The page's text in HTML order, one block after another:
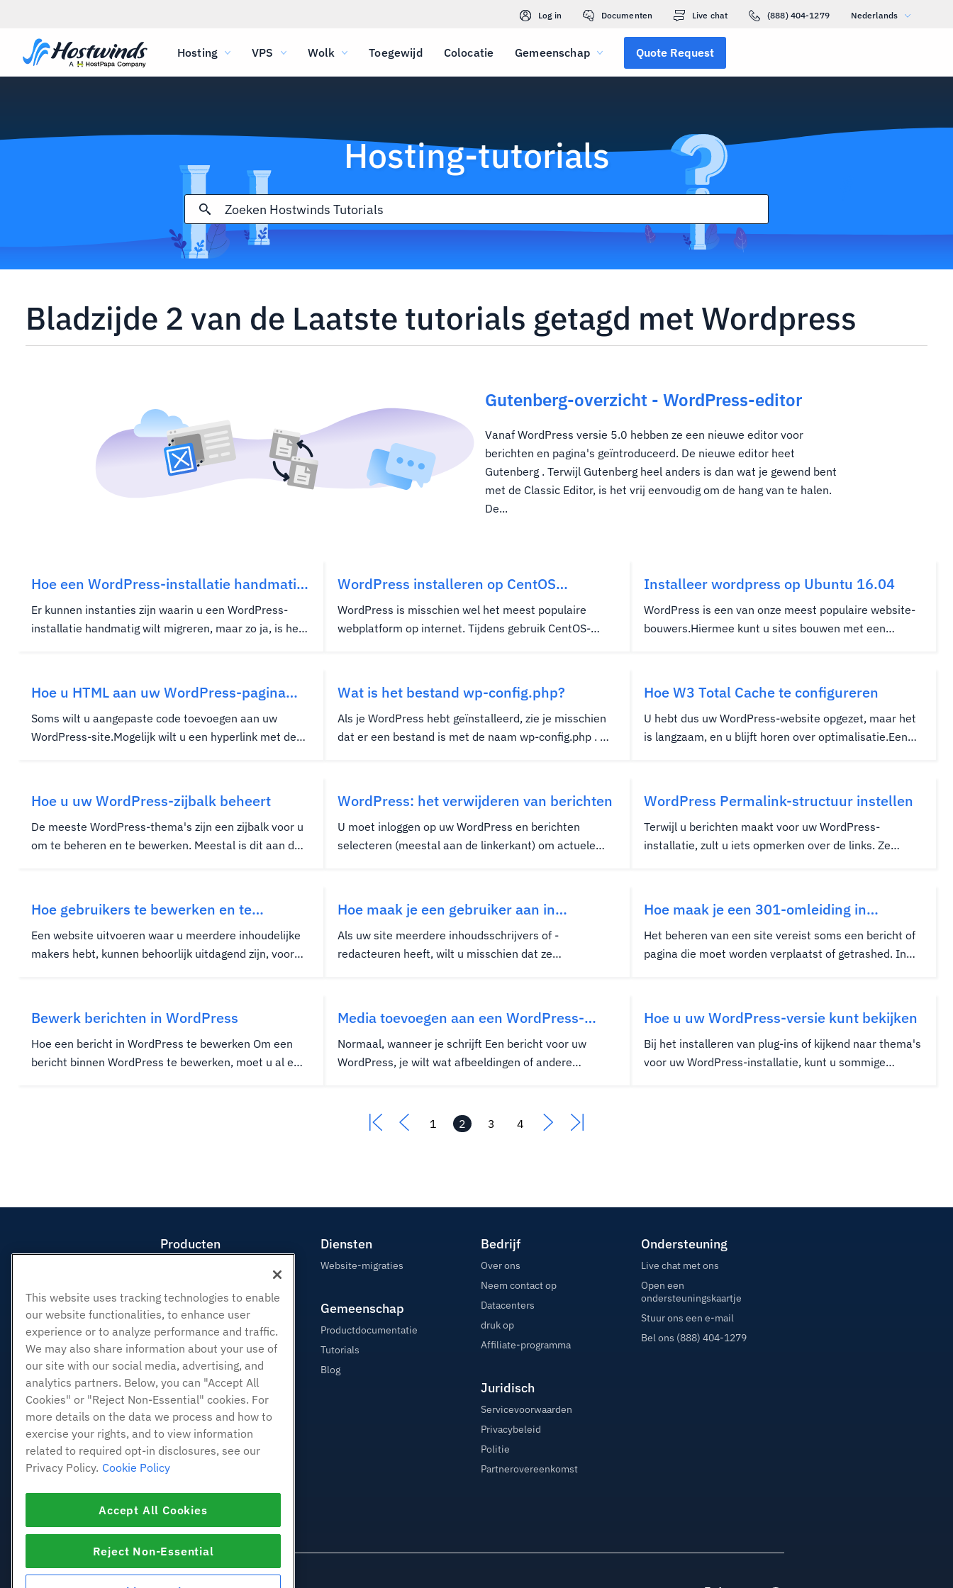
Log in Documenten Live chat (888) 404-1279 Nederlands
Hosting VPS Wolk Toegewijd Colocatie Gemeenschap Quote Request
Hosting-tutorials
Bladzijde 2 van de Laatste tutorials getagd met Wordpress
Gutenberg-overzicht - WordPress-editor
Vanaf WordPress versie 5.0 hebben ze een nieuwe editor voor
berichten en pagina's geïntroduceerd. De nieuwe editor heet
Gutenberg . Terwijl Gutenberg heel anders is dan wat je gewend bent
met de Classic Editor, is het vrij eenvoudig om de hang van te halen.
De...
Hoe een WordPress-installatie handmatig
naar Hostwinds te migreren
Er kunnen instanties zijn waarin u een WordPress-
installatie handmatig wilt migreren, maar zo ja, is het
exporteert u / maakt u een back-up van de bestaande
site. Vervolgens...
WordPress installeren op CentOS
WebPanel
WordPress is misschien wel het meest populaire
webplatform op internet. Tijdens gebruik CentOS-
stappen die nodig zijn voor het installeren van
WordPress op CentOS -webpaneel....
Installeer wordpress op Ubuntu 16.04
WordPress is een van onze meest populaire website-
bouwers.Hiermee kunt u sites bouwen met een
met behulp van de terminal.Voordat we beginnen, zijn
er een paar andere dingen...
Hoe u HTML aan uw WordPress-pagina
toevoegt
Soms wilt u aangepaste code toevoegen aan uw
WordPress-site.Mogelijk wilt u een hyperlink met de
Hier is een lijst met HTML-tags toegestaan door
WordPress: adres, een abrronym,...
Wat is het bestand wp-config.php?
Als je WordPress hebt geïnstalleerd, zie je misschien
dat er een bestand is met de naam wp-config.php . De
uw WordPress-installatie. Hierin vindt u de...
Hoe W3 Total Cache te configureren
U hebt dus uw WordPress-website opgezet, maar het
is langzaam, en u blijft horen over optimalisatie.Een
van een plug-in van derden genaamd W3 Total
Cache.Er zijn andere...
Hoe u uw WordPress-zijbalk beheert
De meeste WordPress-thema's zijn een zijbalk voor u
om te beheren en te bewerken. Meestal is dit aan de
opties en wat ze toestaan. Als u uw zijbalk niet
meteen opmerkt, kunt u...
WordPress: het verwijderen van berichten
U moet inloggen op uw WordPress en berichten
selecteren (meestal aan de linkerkant) om actuele
maken in WordPress "Voordat u doorgaat met dit
artikel. Plaats de muisaanwijzer op het...
WordPress Permalink-structuur instellen
Terwijl u berichten maakt voor uw WordPress-
installatie, zult u iets opmerken over de links. Ze
uw berichten kunt gebruiken voor eenvoudiger
toegang tot een specifiek artikel....
Hoe gebruikers te bewerken en te
verwijderen op WordPress
Een website uitvoeren waar u meerdere inhoudelijke
makers hebt, kunnen behoorlijk uitdagend zijn, vooral
stoppen met het maken van inhoud, zodat u ze
verwijdert. Ongeacht de...
Hoe maak je een gebruiker aan in
WordPress
Als uw site meerdere inhoudsschrijvers of -
redacteuren heeft, wilt u misschien dat ze
installeren van WordPress wordt het alleen
geïnstalleerd met een standaard die...
Hoe maak je een 301-omleiding in
wordpress
Het beheren van een site vereist soms een bericht of
pagina die moet worden verplaatst of getrashed. In
De belangrijkste manier voor permanente omleiding is
met een 301....
Bewerk berichten in WordPress
Hoe een bericht in WordPress te bewerken Om een
bericht binnen WordPress te bewerken, moet u al een
Media toevoegen aan een WordPress-
bericht
Normaal, wanneer je schrijft Een bericht voor uw
WordPress, je wilt wat afbeeldingen of andere
trekken, evenals het interessant houden. Deze
kunnen ook worden gebruikt om een...
Hoe u uw WordPress-versie kunt bekijken
Bij het installeren van plug-ins of kijkend naar thema's
voor uw WordPress-installatie, kunt u sommige
1 2 3 4
Producten
Hosting door wederverkopers
White Label-wederverkoper
Beheerde Linux VPS
Onbemanig Linux VPS
Beheerde ramen VPS
Onbeheerde Windows VPS
Cloud Servers
Load Balancers
Blokkeer opslag
SSL Certificaten
Diensten
Website-migraties
Gemeenschap
Productdocumentatie
Tutorials
Blog
Bedrijf
Over ons
Neem contact op
Datacenters
druk op
Affiliate-programma
Juridisch
Servicevoorwaarden
Privacybeleid
Politie
Partnerovereenkomst
Ondersteuning
Live chat met ons
Open een
ondersteuningskaartje
Stuur ons een e-mail
Bel ons (888) 404-1279
This website uses tracking technologies to enable
our website functionalities, to enhance user
experience or to analyze performance and traffic.
We may also share information about your use of
our site with our social media, advertising, and
analytics partners. Below, you can "Accept All
Cookies" or "Reject Non-Essential" cookies. For
more details on the data we process and how to
exercise your rights, and to view information
related to required opt-in disclosures, see our
Privacy Policy. Cookie Policy
Accept All Cookies
Reject Non-Essential